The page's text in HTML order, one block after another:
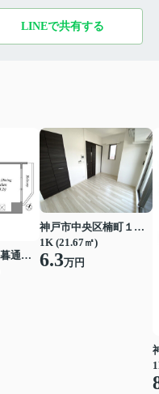
LINEで共有する
神戸市中央区日暮通１丁目
神戸市中央区楠町１丁目
1K (21.67㎡)
6.3万円